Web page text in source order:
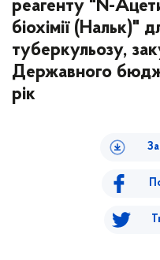
реагенту "N-
біохімії (Нальк)"
туберкульозу,
Державного
рік